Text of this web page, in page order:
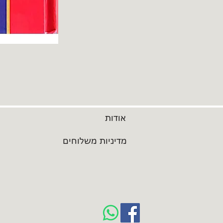
אודות
מדיניות משלוחים